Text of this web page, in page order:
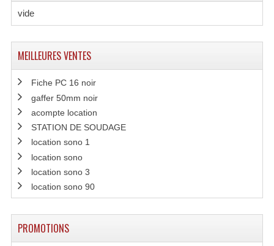
Angle DUO Structure Contest
Angles Structure ASD SX290
Angles Structure ASD SZ 290
vide
MEILLEURES VENTES
Fiche PC 16 noir
gaffer 50mm noir
acompte location
STATION DE SOUDAGE
location sono 1
location sono
location sono 3
location sono 90
PROMOTIONS